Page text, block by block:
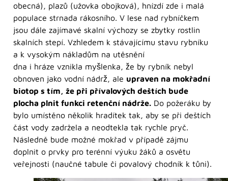
obecná), plazů (užovka obojková), hnízdí zde i malá
populace strnada rákosního. V lese nad rybníčkem
jsou dále zajímavé skalní výchozy se zbytky rostlin
skalních stepí. Vzhledem k stávajícímu stavu rybníku
a k vysokým nákladům na utěsnění
dna i hráze vznikla myšlenka, že by rybník nebyl
obnoven jako vodní nádrž, ale upraven na mokřadní
biotop s tím, že při přívalových deštích bude
plocha plnit funkci retenční nádrže. Do požeráku by
bylo umístěno několik hradítek tak, aby se při deštích
část vody zadržela a neodtekla tak rychle pryč.
Následně bude možné mokřad v případě zájmu
doplnit o prvky pro terénní výuku žáků a osvětu
veřejnosti (naučné tabule či povalový chodník k tůni).